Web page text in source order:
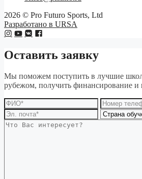
2026 © Pro Futuro Sports, Ltd
Разработано в URSA
Оставить заявку
Мы поможем поступить в лучшие
рубежом, получить финансирование